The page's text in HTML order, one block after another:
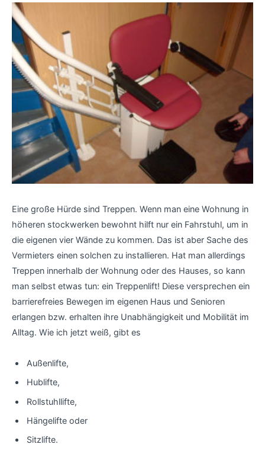
Eine große Hürde sind Treppen. Wenn man eine Wohnung in
höheren stockwerken bewohnt hilft nur ein Fahrstuhl, um in
die eigenen vier Wände zu kommen. Das ist aber Sache des
Vermieters einen solchen zu installieren. Hat man allerdings
Treppen innerhalb der Wohnung oder des Hauses, so kann
man selbst etwas tun: ein Treppenlift! Diese versprechen ein
barrierefreies Bewegen im eigenen Haus und Senioren
erlangen bzw. erhalten ihre Unabhängigkeit und Mobilität im
Alltag. Wie ich jetzt weiß, gibt es
Außenlifte,
Hublifte,
Rollstuhllifte,
Hängelifte oder
Sitzlifte.